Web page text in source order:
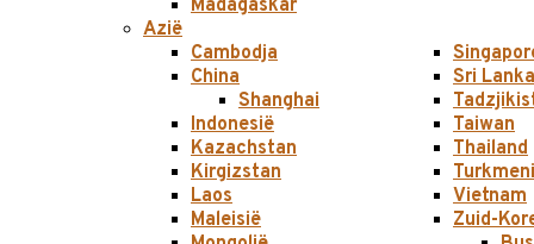
Madagaskar
Azië
Cambodja
China
Shanghai
Indonesië
Kazachstan
Kirgizstan
Laos
Maleisië
Sri Lanka
Taiwan
Thailand
Vietnam
Zuid-